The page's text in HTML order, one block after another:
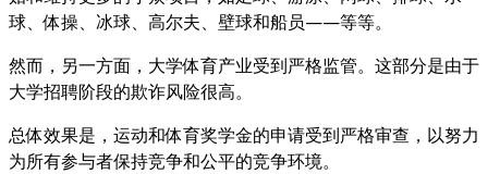
球、体操、冰球、高尔夫、壁球和船员——等等。
然而，另一方面，大学体育产业受到严格监管。这部分是由于
大学招聘阶段的欺诈风险很高。
总体效果是，运动和体育奖学金的申请受到严格审查，以努力
为所有参与者保持竞争和公平的竞争环境。